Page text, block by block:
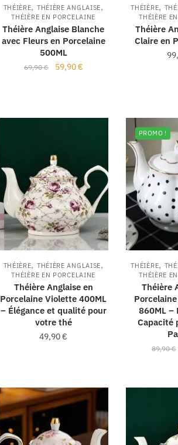
THÉIÈRE, THÉIÈRE ANGLAISE,
THÉIÈRE EN PORCELAINE
Théière Anglaise Blanche
avec Fleurs en Porcelaine
500ML
69,90€ 59,90€
THÉIÈRE,
THÉIÈRE
Théière
Claire en
THÉIÈRE, THÉIÈRE ANGLAISE,
THÉIÈRE EN PORCELAINE
Théière Anglaise en
Porcelaine Violette 400ML
– Élégance et qualité pour
votre thé
49,90€
PROMO !
THÉIÈRE,
THÉIÈRE
Théière
860ML –
Capacité
89,90€